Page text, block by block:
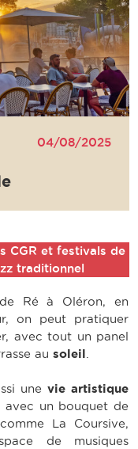
04/08/2025
CGR et festivals de
traditionnel
Ré à Oléron, en
on peut pratiquer
avec tout un panel
ausoleil
unevie artistique
avec un bouquet de
La Coursive,
de musiques